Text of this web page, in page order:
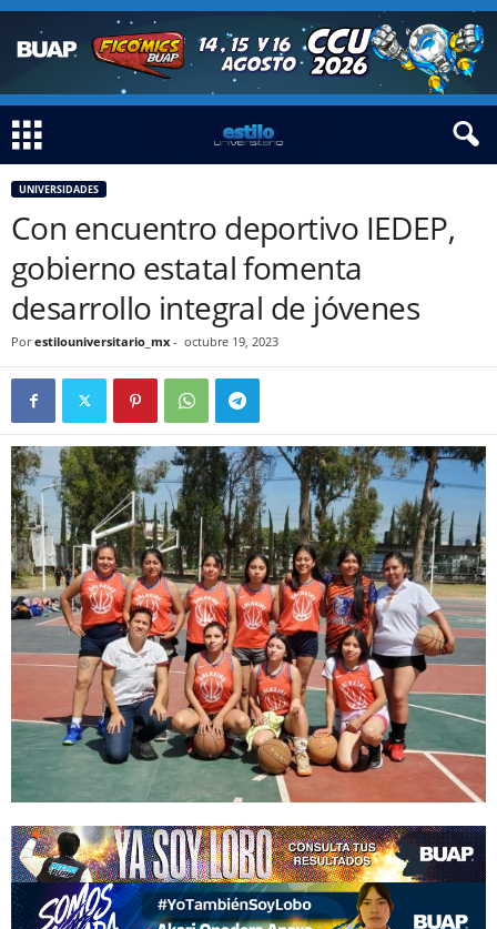
UNIVERSIDADES
Con encuentro deportivo IEDEP,
gobierno estatal fomenta
desarrollo integral de jóvenes
Por estilouniversitario_mx - octubre 19, 2023